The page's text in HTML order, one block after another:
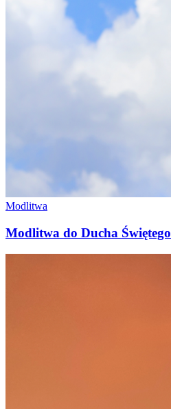
Modlitwa
Modlitwa do Ducha Świętego